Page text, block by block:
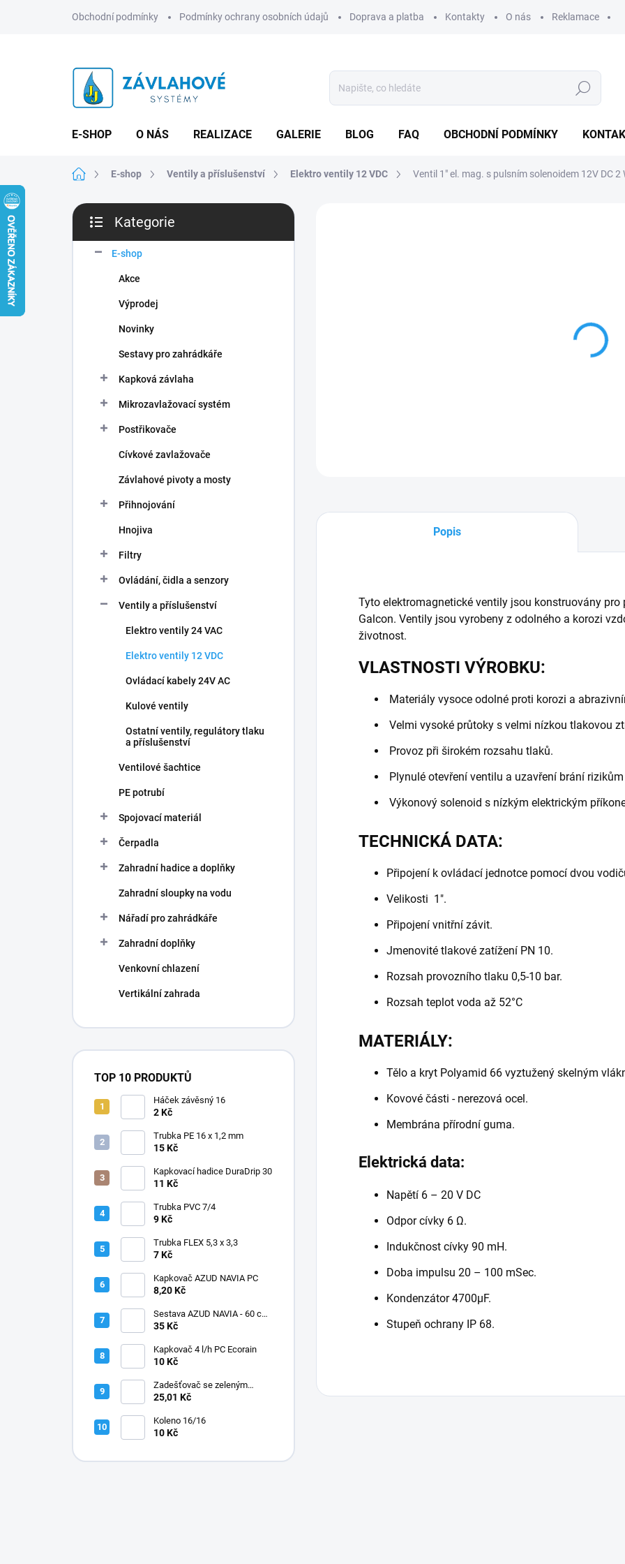
Obchodní podmínky Podmínky ochrany osobních údajů Doprava a platba Kontakty O nás Reklamace
Hledat
E-SHOP O NÁS REALIZACE GALERIE BLOG FAQ OBCHODNÍ PODMÍNKY
Domů E-shop Ventily a příslušenství Elektro ventily 12 VDC Ventil 1" el. mag. s pulsním solenoidem 12V DC 2
P
s
kategorie
Kategorie
E-shop
Akce
Výprodej
Novinky
Sestavy pro zahrádkáře
Kapková závlaha
Mikrozavlažovací systém
Postřikovače
Cívkové zavlažovače
Závlahové pivoty a mosty
Přihnojování
Hnojiva
Filtry
Ovládání, čidla a senzory
Ventily a příslušenství
Elektro ventily 24 VAC
Elektro ventily 12 VDC
Ovládací kabely 24V AC
Kulové ventily
Ostatní ventily, regulátory tlaku
a příslušenství
Ventilové šachtice
PE potrubí
Spojovací materiál
Čerpadla
Zahradní hadice a doplňky
Zahradní sloupky na vodu
Nářadí pro zahrádkáře
Zahradní doplňky
Venkovní chlazení
Vertikální zahrada
TOP 10 PRODUKTŮ
Háček závěsný 16
2 Kč
Trubka PE 16 x 1,2 mm
15 Kč
Kapkovací hadice DuraDrip 30
11 Kč
Trubka PVC 7/4
9 Kč
Trubka FLEX 5,3 x 3,3
7 Kč
Kapkovač AZUD NAVIA PC
8,20 Kč
Sestava AZUD NAVIA - 60 cm,
jehly zahnuté
35 Kč
Kapkovač 4 l/h PC Ecorain
10 Kč
Zadešťovač se zeleným
rotorem a žlutou tryskou
25,01 Kč
Koleno 16/16
10 Kč
Popis
Tyto elektromagnetické ventily jsou konstruovány
Galcon. Ventily jsou vyrobeny z odolného a korozi
životnost.
VLASTNOSTI VÝROBKU:
Materiály vysoce odolné proti korozi a
Velmi vysoké průtoky s velmi nízkou tlakovou
Provoz při širokém rozsahu tlaků.
Plynulé otevření ventilu a uzavření brání
Výkonový solenoid s nízkým elektrickým
TECHNICKÁ DATA:
Připojení k ovládací jednotce pomocí dvou
Velikosti 1".
Připojení vnitřní závit.
Jmenovité tlakové zatížení PN 10.
Rozsah provozního tlaku 0,5-10 bar.
Rozsah teplot voda až 52°C
MATERIÁLY:
Tělo a kryt Polyamid 66 vyztužený skelným
Kovové části - nerezová ocel.
Membrána přírodní guma.
Elektrická data:
Napětí 6 – 20 V DC
Odpor cívky 6 Ω.
Indukčnost cívky 90 mH.
Doba impulsu 20 – 100 mSec.
Kondenzátor 4700µF.
Stupeň ochrany IP 68.